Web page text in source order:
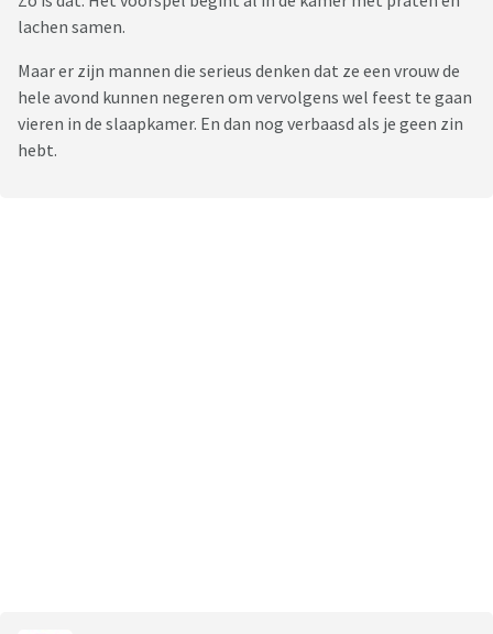
lachen samen.
Maar er zijn mannen die serieus denken dat ze een vrouw de
hele avond kunnen negeren om vervolgens wel feest te gaan
vieren in de slaapkamer. En dan nog verbaasd als je geen zin
hebt.